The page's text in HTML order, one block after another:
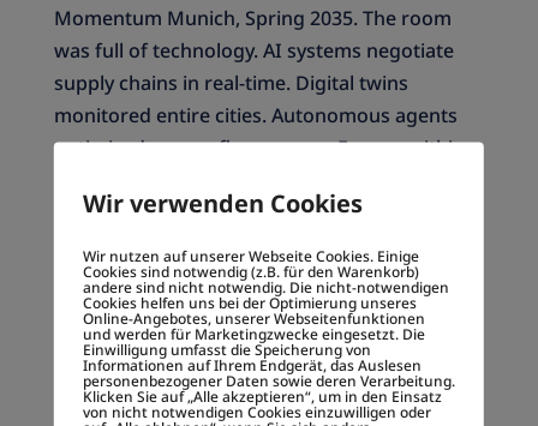
Momentum Munich, Spring 2035. The room
was full of technology. AI systems negotiate
supply chains in real-time. Digital twins
monitored entire cities. Autonomous agents
optimized energy flows across Europe within...
und junge Unternehmen
vonbmadmin |19.05.2026|AI,Allgemein,Beirat
Customer Journey,Digitale Empathie,Digitale
Gesellschaft,Disruption,EeG,EUROPA,
Geschäftsmodell-Innovation,Gesellschaftliche
InnovaTIONEN,High Tech,Hochschule München
Wir verwenden Cookies
Wir nutzen auf unserer Webseite Cookies. Einige
Cookies sind notwendig (z.B. für den Warenkorb)
andere sind nicht notwendig. Die nicht-notwendigen
Cookies helfen uns bei der Optimierung unseres
Online-Angebotes, unserer Webseitenfunktionen
und werden für Marketingzwecke eingesetzt. Die
Einwilligung umfasst die Speicherung von
Informationen auf Ihrem Endgerät, das Auslesen
personenbezogener Daten sowie deren Verarbeitung.
Klicken Sie auf „Alle akzeptieren“, um in den Einsatz
von nicht notwendigen Cookies einzuwilligen oder